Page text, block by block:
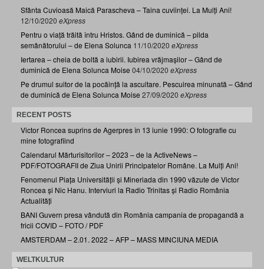
Sfânta Cuvioasă Maică Parascheva – Taina cuviinței. La Mulți Ani!
12/10/2020 eXpress
Pentru o viață trăită întru Hristos. Gând de duminică – pilda
semănătorului – de Elena Solunca 11/10/2020 eXpress
Iertarea – cheia de boltă a iubirii. Iubirea vrăjmașilor – Gând de
duminică de Elena Solunca Moise 04/10/2020 eXpress
Pe drumul suitor de la pocăință la ascultare. Pescuirea minunată – Gând
de duminică de Elena Solunca Moise 27/09/2020 eXpress
RECENT POSTS
Victor Roncea suprins de Agerpres în 13 iunie 1990: O fotografie cu
mine fotografiind
Calendarul Mărturisitorilor – 2023 – de la ActiveNews –
PDF/FOTOGRAFII de Ziua Unirii Principatelor Române. La Mulți Ani!
Fenomenul Piața Universității și Mineriada din 1990 văzute de Victor
Roncea și Nic Hanu. Interviuri la Radio Trinitas și Radio România
Actualități
BANI Guvern presa vândută din România campania de propagandă a
fricii COVID – FOTO / PDF
AMSTERDAM – 2.01. 2022 – AFP – MASS MINCIUNA MEDIA
WELTKULTUR